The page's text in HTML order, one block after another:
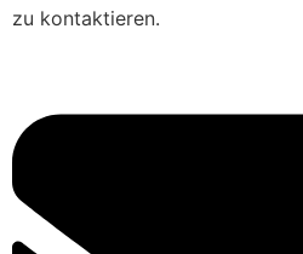
zu kontaktieren.